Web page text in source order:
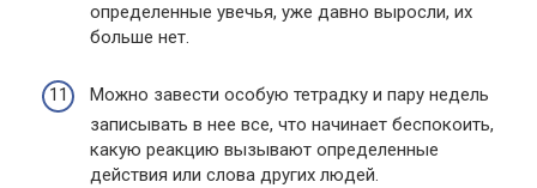
определенные увечья, уже давно выросли, их
больше нет.
Можно завести особую тетрадку и пару недель
записывать в нее все, что начинает беспокоить,
какую реакцию вызывают определенные
действия или слова других людей.